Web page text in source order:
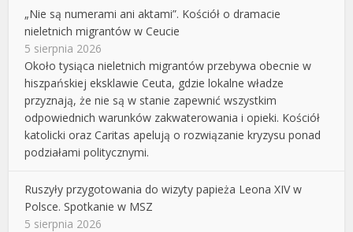
„Nie są numerami ani aktami”. Kościół o dramacie
nieletnich migrantów w Ceucie
5 sierpnia 2026
Około tysiąca nieletnich migrantów przebywa obecnie w
hiszpańskiej eksklawie Ceuta, gdzie lokalne władze
przyznają, że nie są w stanie zapewnić wszystkim
odpowiednich warunków zakwaterowania i opieki. Kościół
katolicki oraz Caritas apelują o rozwiązanie kryzysu ponad
podziałami politycznymi.
Ruszyły przygotowania do wizyty papieża Leona XIV w
Polsce. Spotkanie w MSZ
5 sierpnia 2026